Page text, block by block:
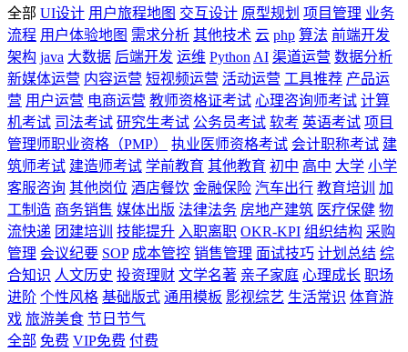
全部 UI设计 用户旅程地图 交互设计 原型规划 项目管理 业务
流程 用户体验地图 需求分析 其他技术 云 php 算法 前端开发
架构 java 大数据 后端开发 运维 Python AI 渠道运营 数据分析
新媒体运营 内容运营 短视频运营 活动运营 工具推荐 产品运
营 用户运营 电商运营 教师资格证考试 心理咨询师考试 计算
机考试 司法考试 研究生考试 公务员考试 软考 英语考试 项目
管理师职业资格（PMP）
执业医师资格考试 会计职称考试 建
筑师考试 建造师考试 学前教育 其他教育 初中 高中 大学 小学
客服咨询 其他岗位 酒店餐饮 金融保险 汽车出行 教育培训
加
工制造 商务销售 媒体出版 法律法务 房地产建筑 医疗保健 物
流快递 团建培训 技能提升 入职离职 OKR-KPI 组织结构 采购
管理 会议纪要 SOP 成本管控 销售管理 面试技巧 计划总结 综
合知识 人文历史 投资理财 文学名著 亲子家庭 心理成长 职场
进阶 个性风格 基础版式 通用模板 影视综艺 生活常识 体育游
戏 旅游美食 节日节气
全部 免费 VIP免费 付费